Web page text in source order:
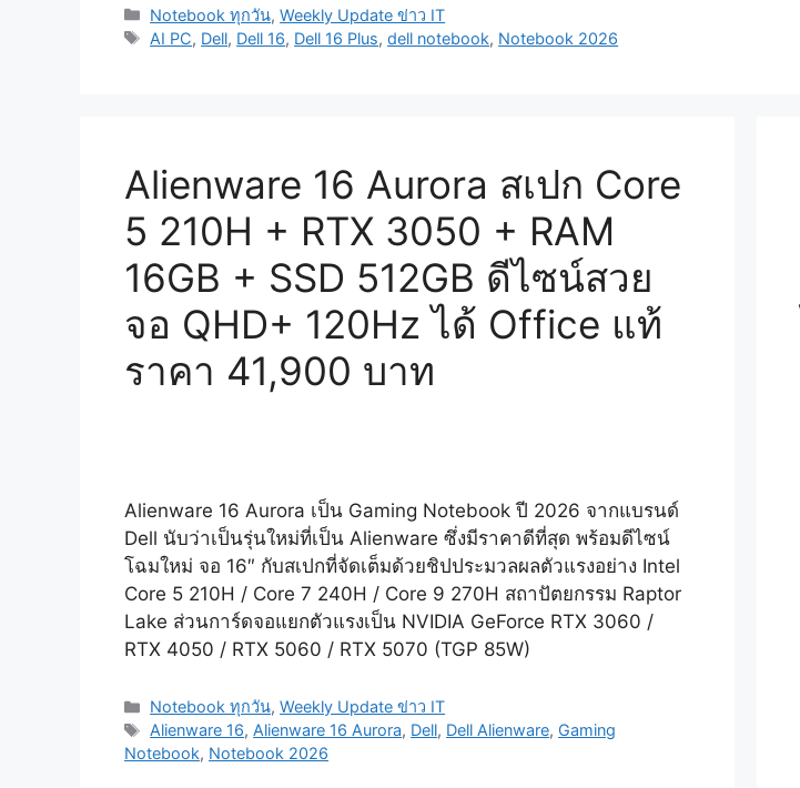
Categories
Notebook ทุกวัน,Weekly Update ข่าว IT
Tags
AI PC, Dell, Dell 16, Dell 16 Plus,dell notebook, Notebook 2026
Alienware 16 Aurora สเปก Core
5 210H + RTX 3050 + RAM
16GB + SSD 512GB ดีไซน์สวย
จอ QHD+ 120Hz ได้ Office แท้
ราคา 41,900 บาท
Alienware 16 Aurora เป็น Gaming Notebook ปี 2026 จากแบรนด์
Dell นับว่าเป็นรุ่นใหม่ที่เป็น Alienware ซึ่งมีราคาดีที่สุด พร้อมดีไซน์
โฉมใหม่ จอ 16″ กับสเปกที่จัดเต็มด้วยชิปประมวลผลตัวแรงอย่าง Intel
Core 5 210H / Core 7 240H / Core 9 270H สถาปัตยกรรม Raptor
Lake ส่วนการ์ดจอแยกตัวแรงเป็น NVIDIA GeForce RTX 3060 /
RTX 4050 / RTX 5060 / RTX 5070 (TGP 85W)
Categories
Notebook ทุกวัน,Weekly Update ข่าว IT
Tags
Alienware 16,Alienware 16 Aurora, Dell, Dell Alienware, Gaming
Notebook, Notebook 2026